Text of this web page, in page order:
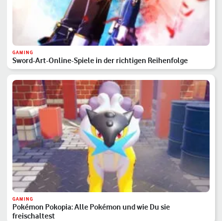
GAMING
Sword-Art-Online-Spiele in der richtigen Reihenfolge
GAMING
Pokémon Pokopia: Alle Pokémon und wie Du sie
freischaltest